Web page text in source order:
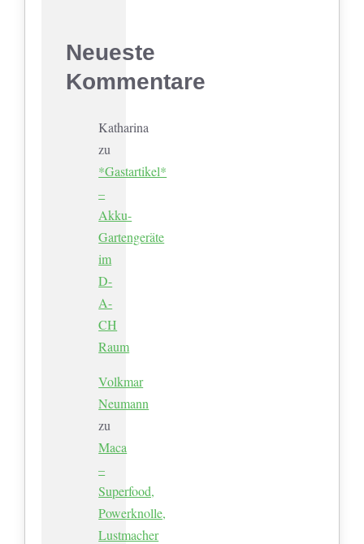
Neueste
Kommentare
Katharina
zu
*Gastartikel*
–
Akku-
Gartengeräte
im
D-
A-
CH
Raum
Volkmar
Neumann
zu
Maca
–
Superfood,
Powerknolle,
Lustmacher